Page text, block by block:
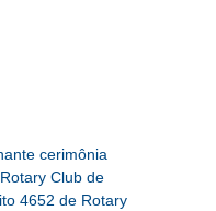
cerimônia
Club de
4652 de Rotary